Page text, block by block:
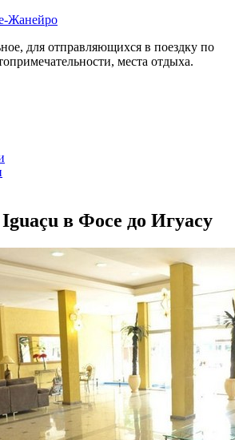
Жанейро
для отправляющихся в поездку по
места отдыха.
в Фосе до Игуасу